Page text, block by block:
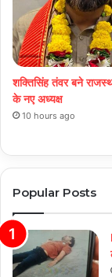
शक्तिसिंह तंवर बने
के नए अध्यक्ष
10 hours ago
Popular Posts